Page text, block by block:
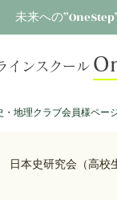
未来への
インスクール
・地理クラブ会員様ペー
日本史研究会（高校